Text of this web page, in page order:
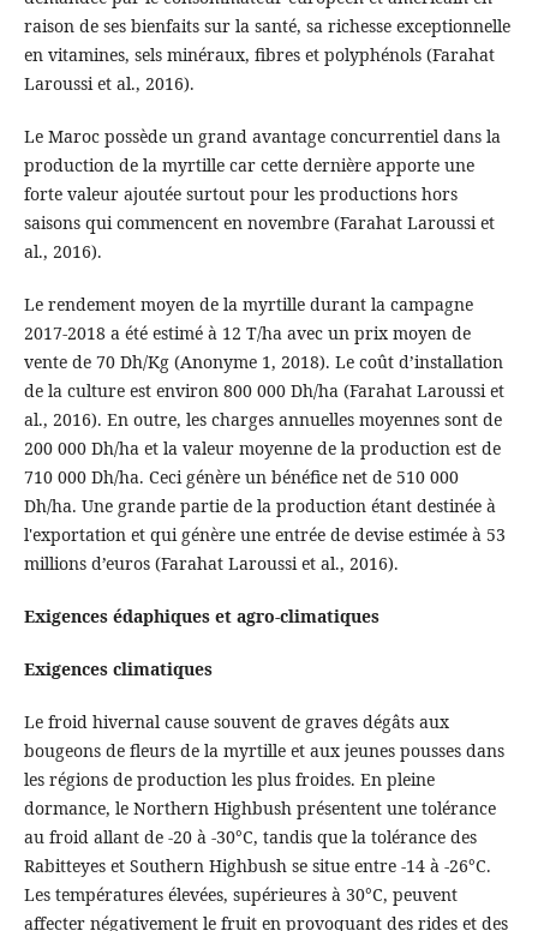
raison de ses bienfaits sur la santé, sa richesse exceptionnelle
en vitamines, sels minéraux, fibres et polyphénols (Farahat
Laroussi et al., 2016).
Le Maroc possède un grand avantage concurrentiel dans la
production de la myrtille car cette dernière apporte une
forte valeur ajoutée surtout pour les productions hors
saisons qui commencent en novembre (Farahat Laroussi et
al., 2016).
Le rendement moyen de la myrtille durant la campagne
2017-2018 a été estimé à 12 T/ha avec un prix moyen de
vente de 70 Dh/Kg (Anonyme 1, 2018). Le coût d’installation
de la culture est environ 800 000 Dh/ha (Farahat Laroussi et
al., 2016). En outre, les charges annuelles moyennes sont de
200 000 Dh/ha et la valeur moyenne de la production est de
710 000 Dh/ha. Ceci génère un bénéfice net de 510 000
Dh/ha. Une grande partie de la production étant destinée à
l'exportation et qui génère une entrée de devise estimée à 53
millions d’euros (Farahat Laroussi et al., 2016).
Exigences édaphiques et agro-climatiques
Exigences climatiques
Le froid hivernal cause souvent de graves dégâts aux
bougeons de fleurs de la myrtille et aux jeunes pousses dans
les régions de production les plus froides. En pleine
dormance, le Northern Highbush présentent une tolérance
au froid allant de -20 à -30°C, tandis que la tolérance des
Rabitteyes et Southern Highbush se situe entre -14 à -26°C.
Les températures élevées, supérieures à 30°C, peuvent
affecter négativement le fruit en provoquant des rides et des